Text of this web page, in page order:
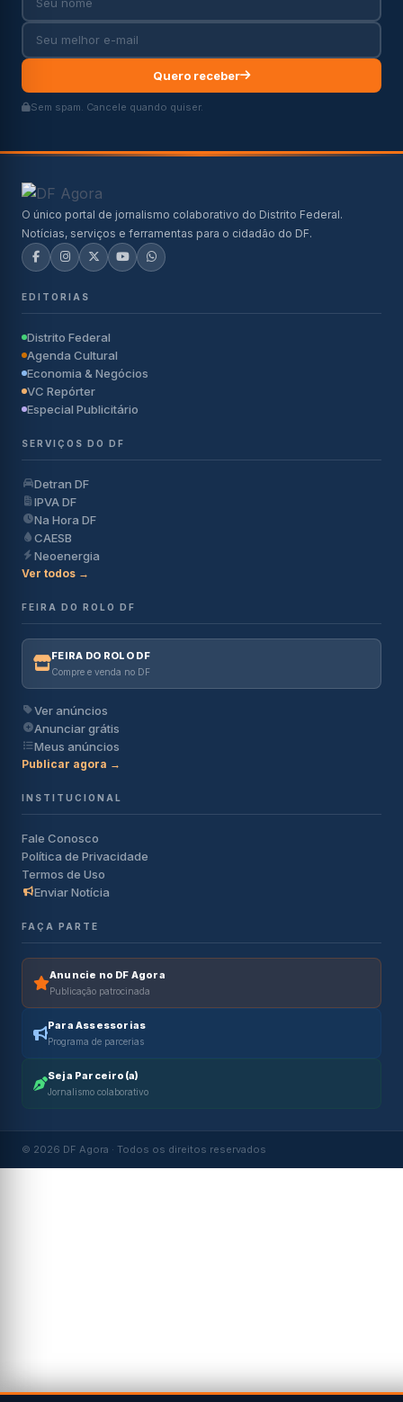
Quero receber
Sem spam. Cancele quando quiser.
O único portal de jornalismo colaborativo do Distrito Federal.
Notícias, serviços e ferramentas para o cidadão do DF.
EDITORIAS
Distrito Federal
Agenda Cultural
Economia & Negócios
VC Repórter
Especial Publicitário
SERVIÇOS DO DF
Detran DF
IPVA DF
Na Hora DF
CAESB
Neoenergia
Ver todos →
FEIRA DO ROLO DF
FEIRA DO ROLO DF
Compre e venda no DF
Ver anúncios
Anunciar grátis
Meus anúncios
Publicar agora →
INSTITUCIONAL
Fale Conosco
Política de Privacidade
Termos de Uso
Enviar Notícia
FAÇA PARTE
Anuncie no DF Agora
Publicação patrocinada
Para Assessorias
Programa de parcerias
Seja Parceiro(a)
Jornalismo colaborativo
© 2026 DF Agora · Todos os direitos reservados